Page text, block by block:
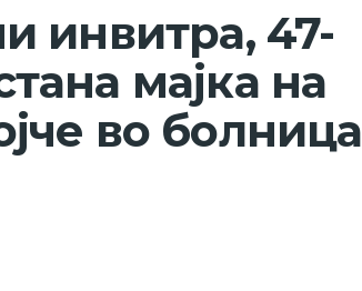
инвитра, 47-
мајка на
во болница